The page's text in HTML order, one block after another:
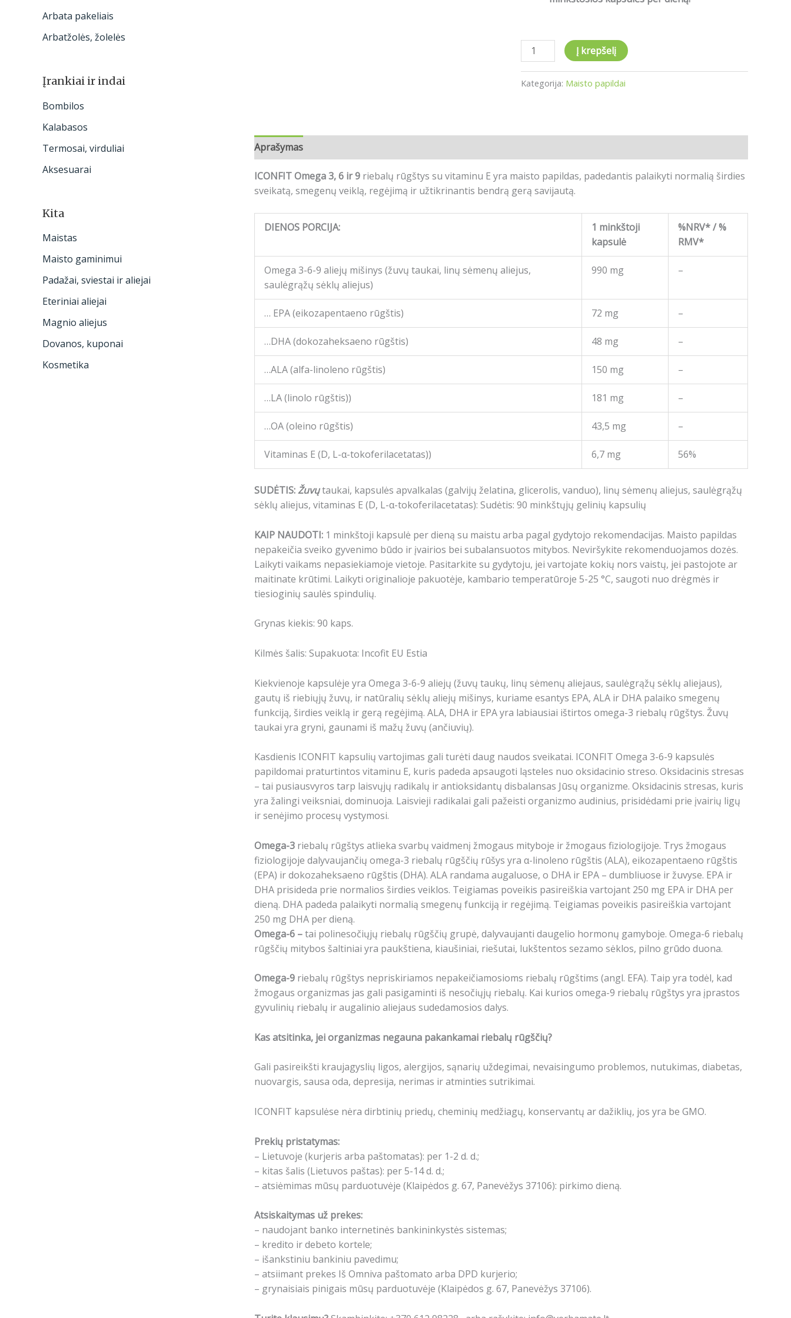
Arbata pakeliais
Arbatžolės, žolelės
Įrankiai ir indai
Bombilos
Kalabasos
Termosai, virduliai
Aksesuarai
Kita
Maistas
Maisto gaminimui
Padažai, sviestai ir aliejai
Eteriniai aliejai
Magnio aliejus
Dovanos, kuponai
Kosmetika
Į krepšelį
Kategorija: Maisto papildai
Aprašymas
ICONFIT Omega 3, 6 ir 9 riebalų rūgštys su vitaminu E yra maisto papildas, padedantis palaikyti normalią širdies
sveikatą, smegenų veiklą, regėjimą ir užtikrinantis bendrą gerą savijautą.
DIENOS PORCIJA:
1 minkštoji
kapsulė
%NRV* / %
RMV*
Omega 3-6-9 aliejų mišinys (žuvų taukai, linų sėmenų aliejus,
saulėgrąžų sėklų aliejus)
990 mg –
… EPA (eikozapentaeno rūgštis) 72 mg –
…DHA (dokozaheksaeno rūgštis) 48 mg –
…ALA (alfa-linoleno rūgštis) 150 mg –
…LA (linolo rūgštis)) 181 mg –
…OA (oleino rūgštis) 43,5 mg –
Vitaminas E (D, L-α-tokoferilacetatas)) 6,7 mg 56%
SUDĖTIS:Žuvųtaukai, kapsulės apvalkalas (galvijų želatina, glicerolis, vanduo), linų sėmenų aliejus, saulėgrąžų
sėklų aliejus, vitaminas E (D, L-α-tokoferilacetatas): Sudėtis: 90 minkštųjų gelinių kapsulių
KAIP NAUDOTI: 1 minkštoji kapsulė per dieną su maistu arba pagal gydytojo rekomendacijas. Maisto papildas
nepakeičia sveiko gyvenimo būdo ir įvairios bei subalansuotos mitybos. Neviršykite rekomenduojamos dozės.
Laikyti vaikams nepasiekiamoje vietoje. Pasitarkite su gydytoju, jei vartojate kokių nors vaistų, jei pastojote ar
maitinate krūtimi. Laikyti originalioje pakuotėje, kambario temperatūroje 5-25 °C, saugoti nuo drėgmės ir
tiesioginių saulės spindulių.
Grynas kiekis: 90 kaps.
Kilmės šalis: Supakuota: Incofit EU Estia
Kiekvienoje kapsulėje yra Omega 3-6-9 aliejų (žuvų taukų, linų sėmenų aliejaus, saulėgrąžų sėklų aliejaus),
gautų iš riebiųjų žuvų, ir natūralių sėklų aliejų mišinys, kuriame esantys EPA, ALA ir DHA palaiko smegenų
funkciją, širdies veiklą ir gerą regėjimą. ALA, DHA ir EPA yra labiausiai ištirtos omega-3 riebalų rūgštys. Žuvų
taukai yra gryni, gaunami iš mažų žuvų (ančiuvių).
Kasdienis ICONFIT kapsulių vartojimas gali turėti daug naudos sveikatai. ICONFIT Omega 3-6-9 kapsulės
papildomai praturtintos vitaminu E, kuris padeda apsaugoti ląsteles nuo oksidacinio streso. Oksidacinis stresas
– tai pusiausvyros tarp laisvųjų radikalų ir antioksidantų disbalansas Jūsų organizme. Oksidacinis stresas, kuris
yra žalingi veiksniai, dominuoja. Laisvieji radikalai gali pažeisti organizmo audinius, prisidėdami prie įvairių ligų
ir senėjimo procesų vystymosi.
Omega-3 riebalų rūgštys atlieka svarbų vaidmenį žmogaus mityboje ir žmogaus fiziologijoje. Trys žmogaus
fiziologijoje dalyvaujančių omega-3 riebalų rūgščių rūšys yra α-linoleno rūgštis (ALA), eikozapentaeno rūgštis
(EPA) ir dokozaheksaeno rūgštis (DHA). ALA randama augaluose, o DHA ir EPA – dumbliuose ir žuvyse. EPA ir
DHA prisideda prie normalios širdies veiklos. Teigiamas poveikis pasireiškia vartojant 250 mg EPA ir DHA per
dieną. DHA padeda palaikyti normalią smegenų funkciją ir regėjimą. Teigiamas poveikis pasireiškia vartojant
250 mg DHA per dieną.
Omega-6 –tai polinesočiųjų riebalų rūgščių grupė, dalyvaujanti daugelio hormonų gamyboje. Omega-6 riebalų
rūgščių mitybos šaltiniai yra paukštiena, kiaušiniai, riešutai, lukštentos sezamo sėklos, pilno grūdo duona.
Omega-9 riebalų rūgštys nepriskiriamos nepakeičiamosioms riebalų rūgštims (angl. EFA). Taip yra todėl, kad
žmogaus organizmas jas gali pasigaminti iš nesočiųjų riebalų. Kai kurios omega-9 riebalų rūgštys yra įprastos
gyvulinių riebalų ir augalinio aliejaus sudedamosios dalys.
Kas atsitinka, jei organizmas negauna pakankamai riebalų rūgščių?
Gali pasireikšti kraujagyslių ligos, alergijos, sąnarių uždegimai, nevaisingumo problemos, nutukimas, diabetas,
nuovargis, sausa oda, depresija, nerimas ir atminties sutrikimai.
ICONFIT kapsulėse nėra dirbtinių priedų, cheminių medžiagų, konservantų ar dažiklių, jos yra be GMO.
Prekių pristatymas:
– Lietuvoje (kurjeris arba paštomatas): per 1-2 d. d.;
– kitas šalis (Lietuvos paštas): per 5-14 d. d.;
– atsiėmimas mūsų parduotuvėje (Klaipėdos g. 67, Panevėžys 37106): pirkimo dieną.
Atsiskaitymas už prekes:
– naudojant banko internetinės bankininkystės sistemas;
– kredito ir debeto kortele;
– išankstiniu bankiniu pavedimu;
– atsiimant prekes Iš Omniva paštomato arba DPD kurjerio;
– grynaisiais pinigais mūsų parduotuvėje (Klaipėdos g. 67, Panevėžys 37106).